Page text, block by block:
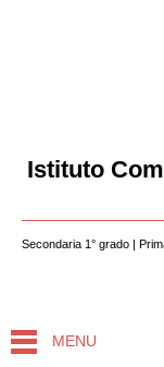
Istituto
Secondaria 1° grado |
MENU